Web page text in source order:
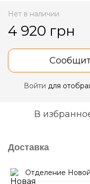
Нет в наличии
4 920 грн
Войти для
В
Доставка
Отделение